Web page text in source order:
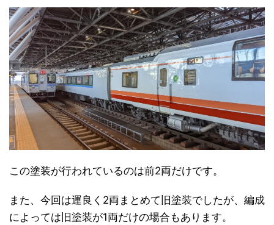
この塗装が行われているのは前2両だけです。
また、今回は運良く2両まとめて旧塗装でしたが、編成
によっては旧塗装が1両だけの場合もあります。